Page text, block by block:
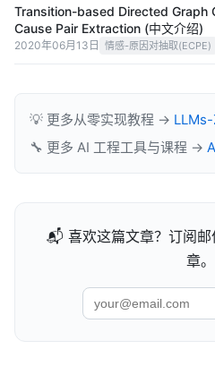
Transition-based Directed Graph
Cause Pair Extraction (中文介绍)
2020年06月13日 情感-原因对抽取(ECPE)
💡 更多从零实现教程 →
🔧 更多 AI 工程工具与课程 →
📬 喜欢这篇文章？订阅
章。